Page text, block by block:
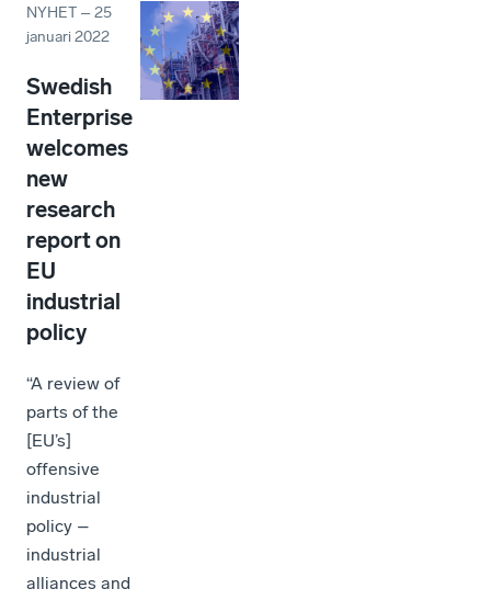
NYHET –25
januari 2022
Swedish
Enterprise
welcomes
new
research
report on
EU
industrial
policy
“A review of
parts of the
[EU’s]
offensive
industrial
policy –
industrial
alliances and